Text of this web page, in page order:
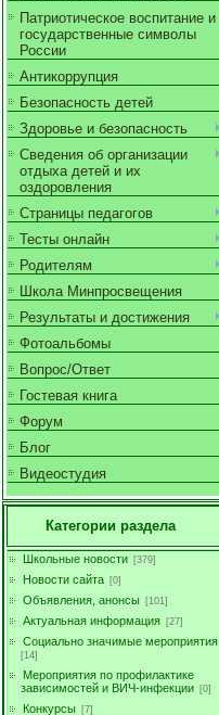
Патриотическое воспитание и
государственные символы
России
Антикоррупция
Безопасность детей
Здоровье и безопасность
Сведения об организации
отдыха детей и их
оздоровления
Страницы педагогов
Тесты онлайн
Родителям
Школа Минпросвещения
Результаты и достижения
Фотоальбомы
Вопрос/Ответ
Гостевая книга
Форум
Блог
Видеостудия
Категории раздела
Школьные новости [379]
Новости сайта [0]
Объявления, анонсы [101]
Актуальная информация [27]
Социально значимые мероприятия
[14]
Мероприятия по профилактике
зависимостей и ВИЧ-инфекции [0]
Конкурсы [7]